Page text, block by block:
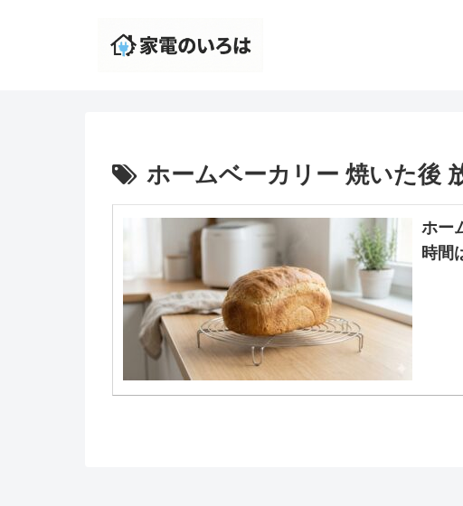
ホームベーカリー 焼いた後
ホー
時間